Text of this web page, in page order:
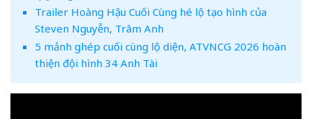
Trailer Hoàng Hậu Cuối Cùng hé lộ tạo hình của
Steven Nguyễn, Trâm Anh
5 mảnh ghép cuối cùng lộ diện, ATVNCG 2026 hoàn
thiện đội hình 34 Anh Tài